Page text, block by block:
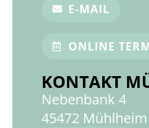
E-MAIL
ONLINE
KONTAKT
Nebenbank 4
45472 Mühlheim